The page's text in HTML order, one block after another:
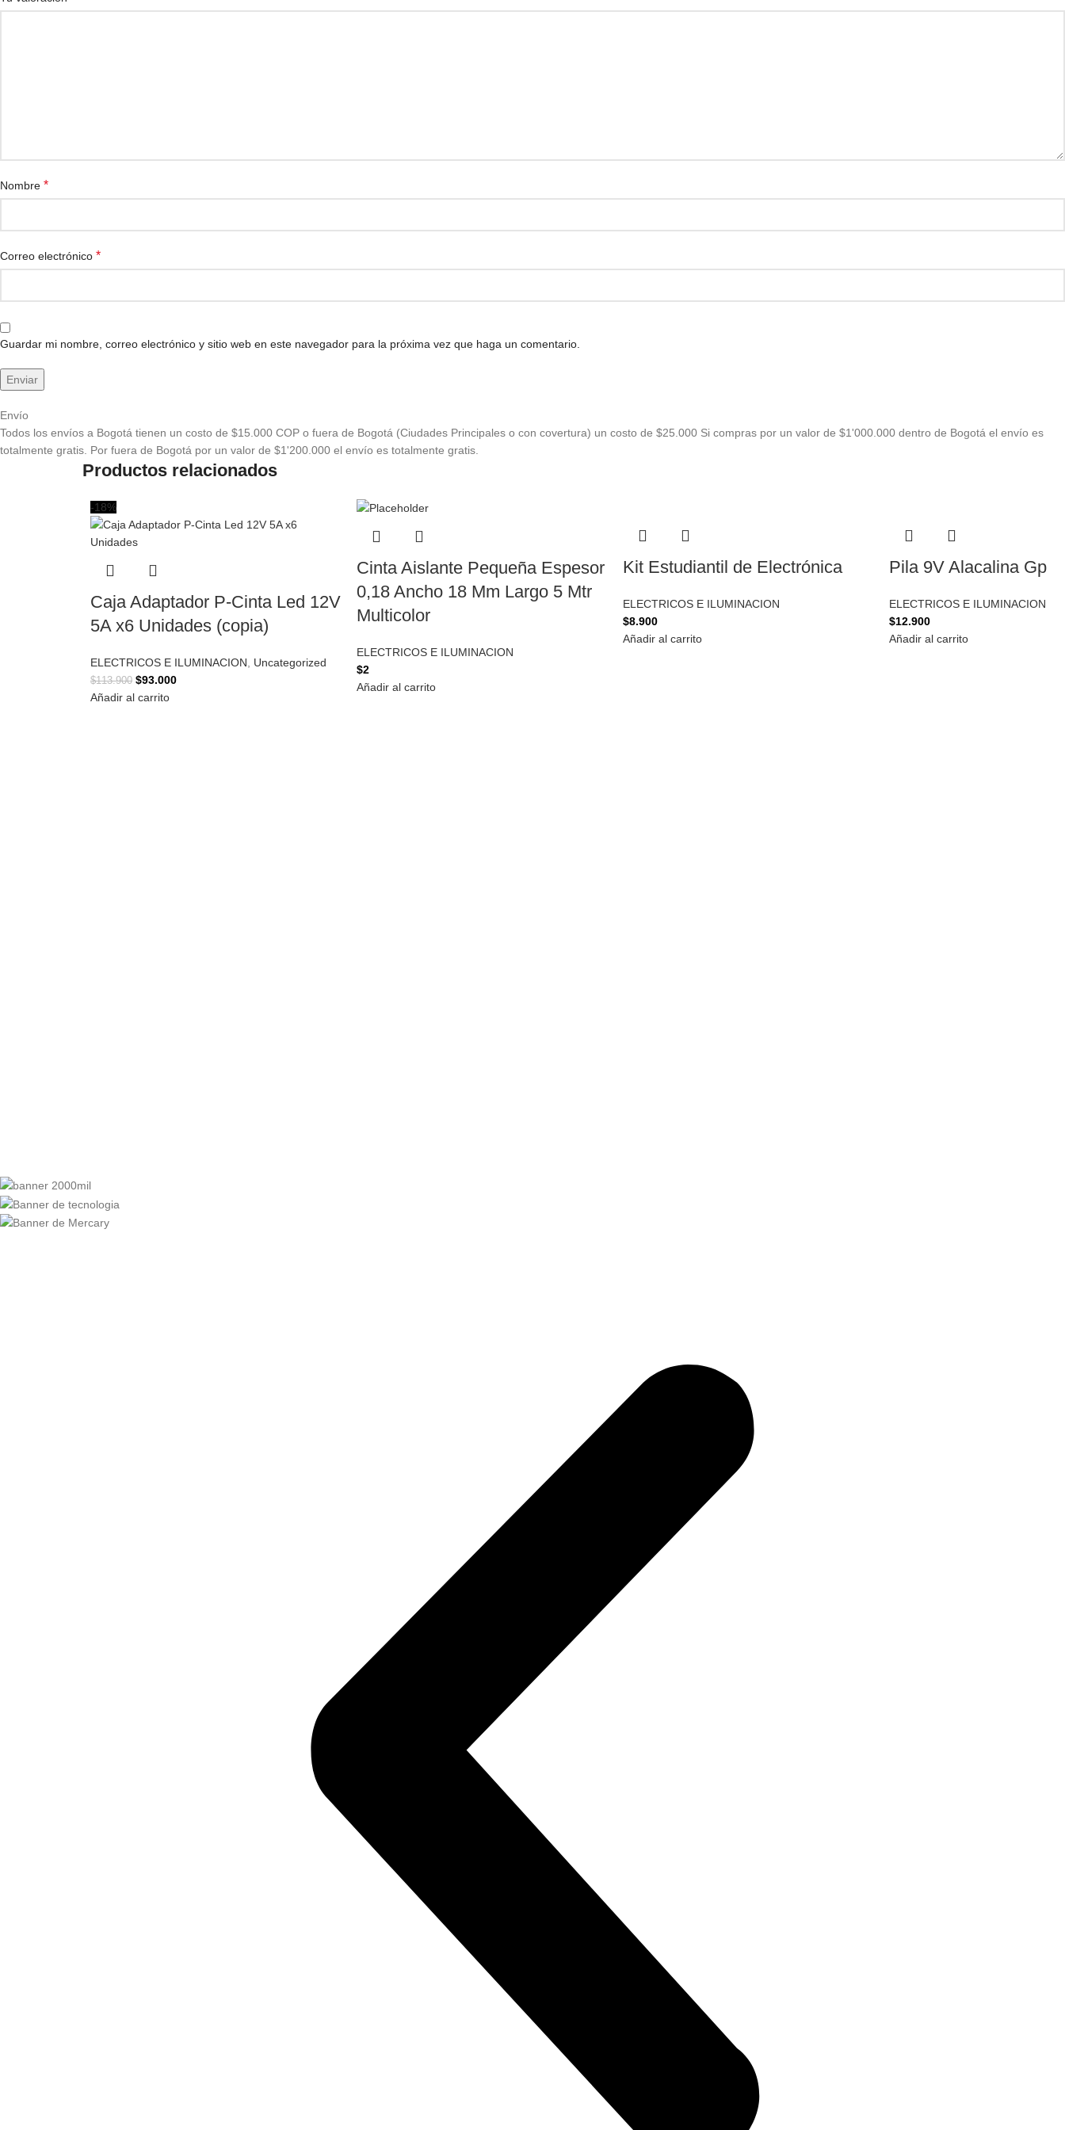
Nombre *
Correo electrónico *
Guardar mi nombre, correo electrónico y sitio web en este navegador para la próxima vez que haga un comentario.
Envío
Todos los envíos a Bogotá tienen un costo de $15.000 COP o fuera de Bogotá (Ciudades Principales o con covertura) un costo de $25.000 Si compras por un valor de $1'000.000 dentro de Bogotá el envío es
totalmente gratis. Por fuera de Bogotá por un valor de $1'200.000 el envío es totalmente gratis.
Productos relacionados
-18%
Caja Adaptador P-Cinta Led 12V
5A x6 Unidades (copia)
ELECTRICOS E ILUMINACION Uncategorized
$113.900 $93.000
Añadir al carrito
Cinta Aislante Pequeña Espesor
0,18 Ancho 18 Mm Largo 5 Mtr
Multicolor
ELECTRICOS E ILUMINACION
$2
Añadir al carrito
Kit Estudiantil de Electrónica
ELECTRICOS E ILUMINACION
$8.900
Añadir al carrito
Pila 9V Alacalina Gp
ELECTRICOS E ILUMINACION
$12.900
Añadir al carrito